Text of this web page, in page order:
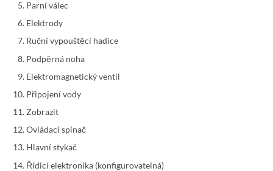
Parní válec
Elektrody
Ruční vypouštěcí hadice
Podpěrná noha
Elektromagnetický ventil
Připojení vody
Zobrazit
Ovládací spínač
Hlavní stykač
Řídicí elektronika (konfigurovatelná)